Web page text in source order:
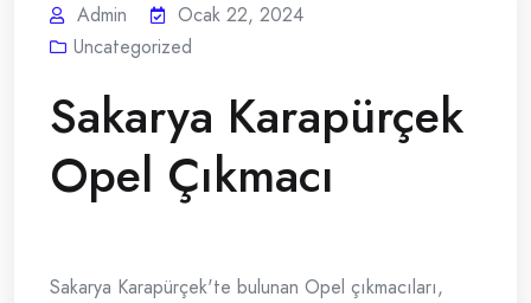
Admin
Ocak 22, 2024
Uncategorized
Sakarya Karapürçek
Opel Çıkmacı
Sakarya Karapürçek'te bulunan Opel çıkmacıları,